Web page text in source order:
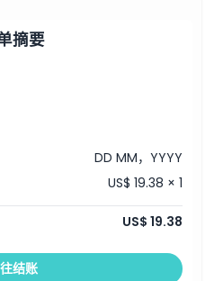
摘要
DD MM，YYYY
US$ 19.38 × 1
US$ 19.38
结账